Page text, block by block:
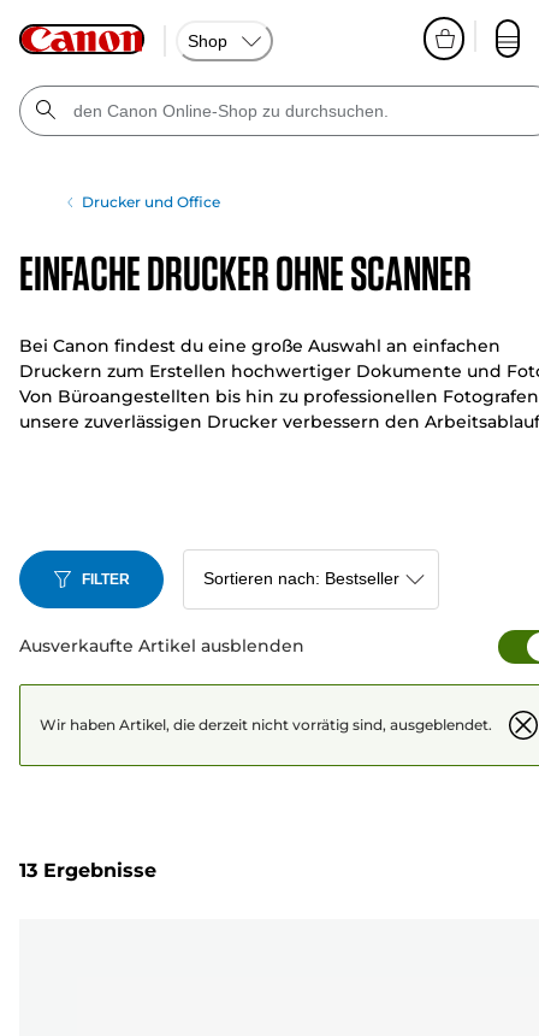
Shop
Drucker und Office
Einfache Drucker ohne Scanner
Bei Canon findest du eine große Auswahl an einfachen
Druckern zum Erstellen hochwertiger Dokumente und
Von Büroangestellten bis hin zu professionellen
unsere zuverlässigen Drucker verbessern den Arbeitsablauf
FILTER
Ausverkaufte Artikel ausblenden
Wir haben Artikel, die derzeit nicht vorrätig sind, ausgeblendet.
13 Ergebnisse